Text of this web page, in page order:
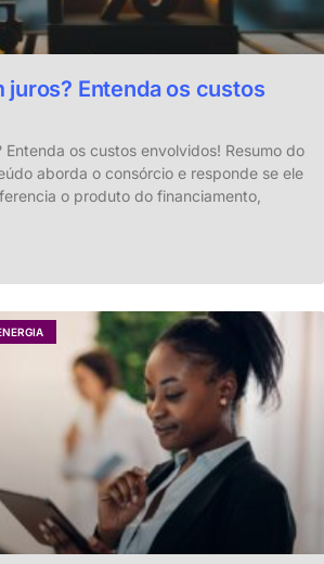
juros? Entenda os custos
Entenda os custos envolvidos! Resumo do
aborda o consórcio e responde se ele
o produto do financiamento,